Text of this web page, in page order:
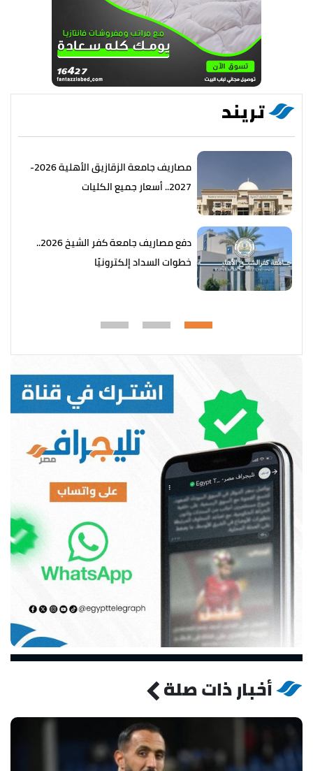
تريند
مصاريف جامعة الزقازيق الأهلية 2026-
2027.. أسعار جميع الكليات
دفع مصاريف جامعة كفر الشيخ 2026..
خطوات السداد إلكترونيًا
أخبار ذات صلة